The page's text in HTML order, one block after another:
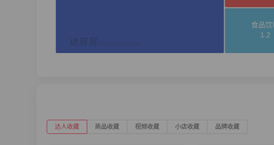
达人收藏 商品收藏 视频收藏 小店收藏 品牌收藏